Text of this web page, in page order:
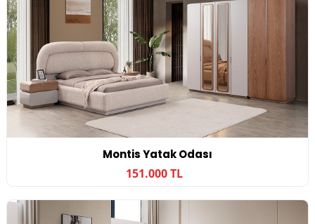
Montis Yatak Odası
151.000 TL